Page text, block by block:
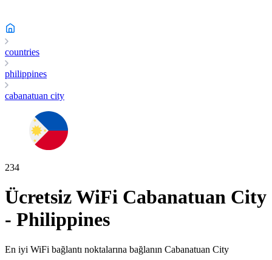
countries
philippines
cabanatuan city
234
Ücretsiz WiFi Cabanatuan City
- Philippines
En iyi WiFi bağlantı noktalarına bağlanın Cabanatuan City